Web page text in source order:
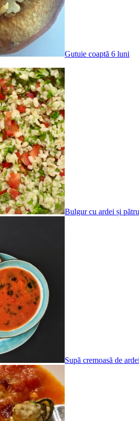
Gutuie coaptă 6 luni
Bulgur cu ardei și
Supă cremoasă de